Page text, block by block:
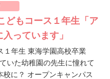
どもコース１年生「ア
っています」
年生 東海学園高校卒業
いた幼稚園の先生に憧れて
校に？ オープンキャンパス